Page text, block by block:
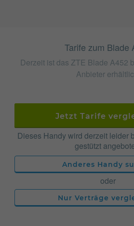
Tarife zum Blade
Derzeit ist das ZTE Blade A452
Anbieter
Jetzt Tarife
Dieses Handy wird derzeit leider
gestützt
Anderes Handy
oder
Nur Verträge